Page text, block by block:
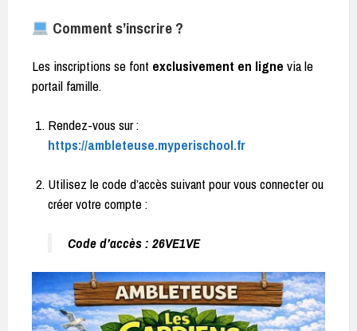
Comment s’inscrire ?
Les inscriptions se font exclusivement en ligne via le
portail famille.
Rendez-vous sur :
https://ambleteuse.myperischool.fr
Utilisez le code d’accès suivant pour vous connecter ou
créer votre compte :
Code d’accès : 26VE1VE